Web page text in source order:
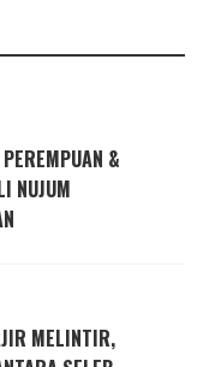
&
NUJUM
MELINTIR,